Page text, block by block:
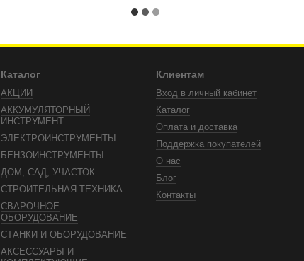
Каталог
АКЦИИ
АККУМУЛЯТОРНЫЙ
ИНСТРУМЕНТ
ЭЛЕКТРОИНСТРУМЕНТЫ
БЕНЗОИНСТРУМЕНТЫ
ДОМ, САД, УЧАСТОК
СТРОИТЕЛЬНАЯ ТЕХНИКА
СВАРОЧНОЕ
ОБОРУДОВАНИЕ
СТАНКИ И ОБОРУДОВАНИЕ
АКСЕССУАРЫ И
Клиентам
Вход в личный кабинет
Каталог
Оплата и доставка
Поддержка покупателей
О нас
Блог
Контакты